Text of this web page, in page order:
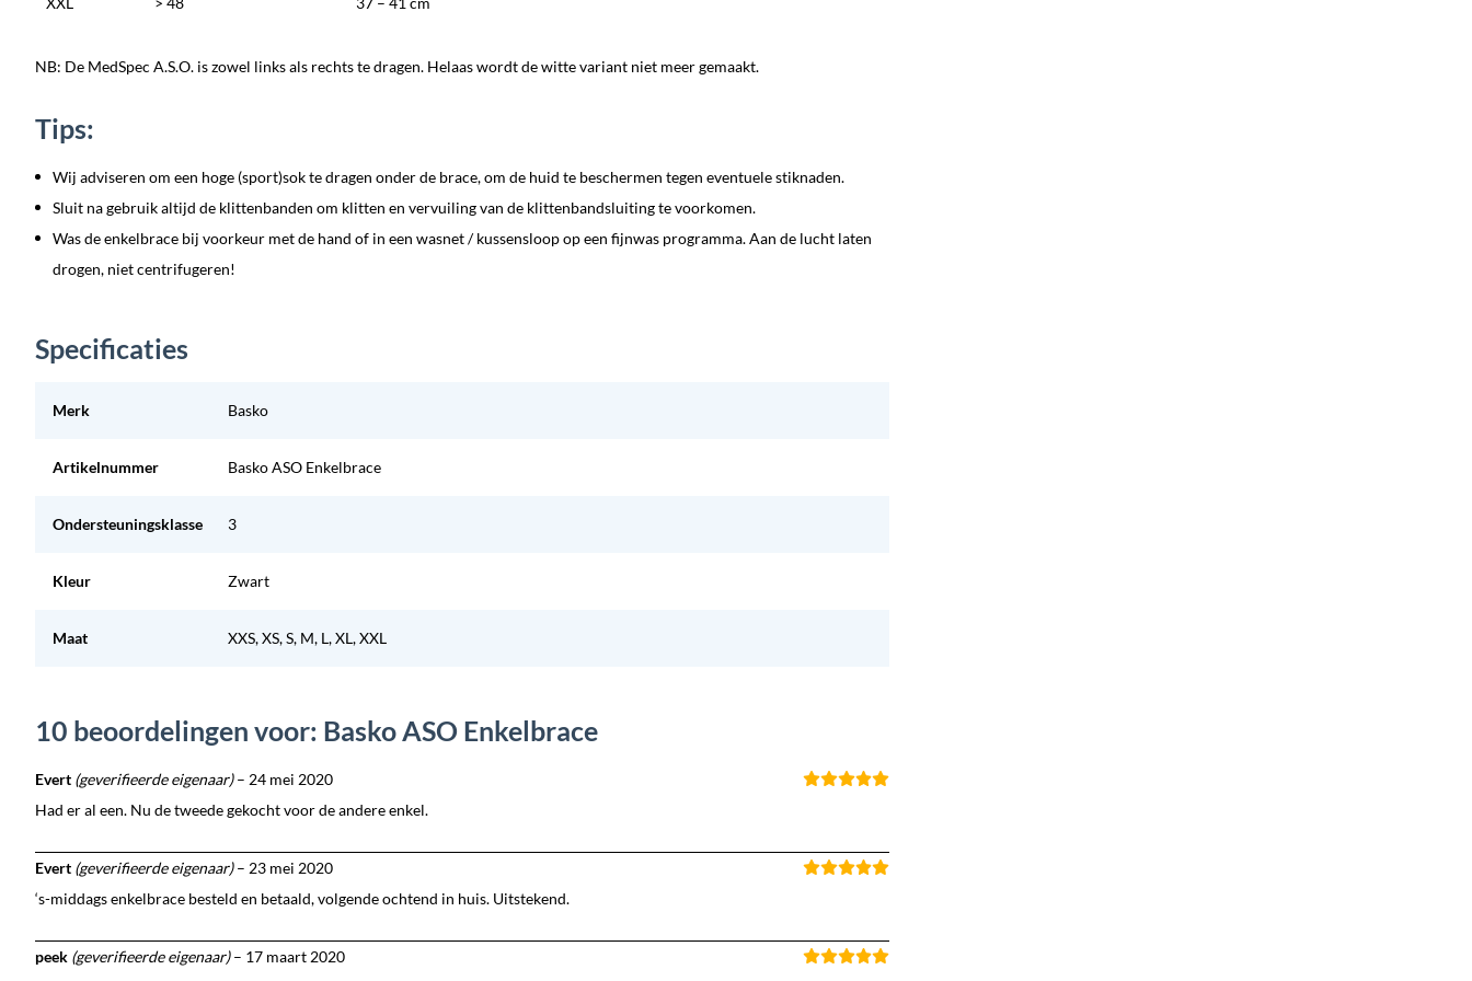
NB: De MedSpec A.S.O. is zowel links als rechts te dragen. Helaas wordt de witte variant niet meer gemaakt.
Tips:
Wij adviseren om een hoge (sport)sok te dragen onder de brace, om de huid te beschermen tegen eventuele stiknaden.
Sluit na gebruik altijd de klittenbanden om klitten en vervuiling van de klittenbandsluiting te voorkomen.
Was de enkelbrace bij voorkeur met de hand of in een wasnet / kussensloop op een fijnwas programma. Aan de lucht laten
drogen, niet centrifugeren!
Specificaties
Merk Basko
Artikelnummer Basko ASO Enkelbrace
Ondersteuningsklasse 3
Kleur Zwart
Maat XXS, XS, S, M, L, XL, XXL
10 beoordelingen voor: Basko ASO Enkelbrace
Evert (geverifieerde eigenaar) – 24 mei 2020
Had er al een. Nu de tweede gekocht voor de andere enkel.
Evert (geverifieerde eigenaar) – 23 mei 2020
‘s-middags enkelbrace besteld en betaald, volgende ochtend in huis. Uitstekend.
peek (geverifieerde eigenaar) – 17 maart 2020